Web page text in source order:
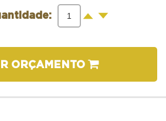
+ -
ORÇAMENTO